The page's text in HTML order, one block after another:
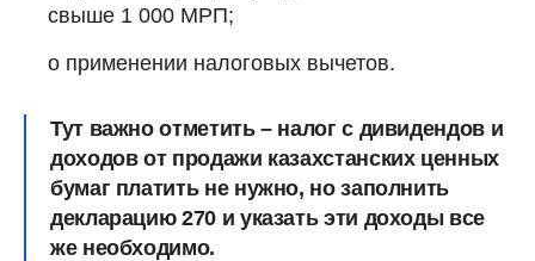
свыше 1 000 МРП;
о применении налоговых вычетов.
Тут важно отметить –налог с дивидендов и
доходов от продажи казахстанских ценных
бумаг платить не нужно, но заполнить
декларацию 270 и указать эти доходы все
же необходимо.